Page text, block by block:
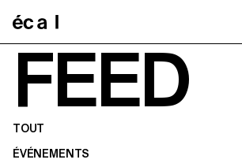
FEED
TOUT
ÉVÉNEMENTS